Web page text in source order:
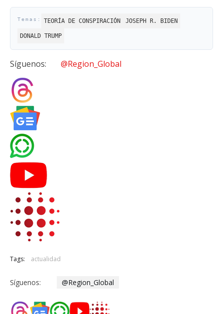
TEORÍA DE CONSPIRACIÓN JOSEPH R. BIDEN
DONALD TRUMP
Síguenos: @Region_Global
Tags: actualidad
Síguenos: @Region_Global